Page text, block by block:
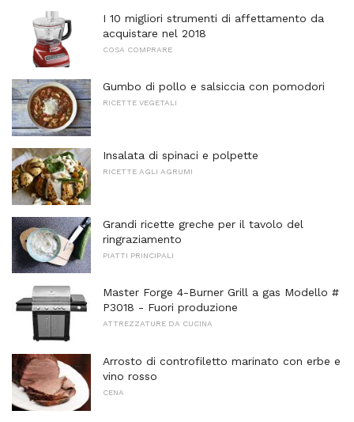
I 10 migliori strumenti di affettamento da
acquistare nel 2018
COSA COMPRARE
Gumbo di pollo e salsiccia con pomodori
RICETTE VEGETALI
Insalata di spinaci e polpette
RICETTE AGLI AGRUMI
Grandi ricette greche per il tavolo del
ringraziamento
PIATTI PRINCIPALI
Master Forge 4-Burner Grill a gas Modello #
P3018 - Fuori produzione
ATTREZZATURE DA CUCINA
Arrosto di controfiletto marinato con erbe e
vino rosso
CENA